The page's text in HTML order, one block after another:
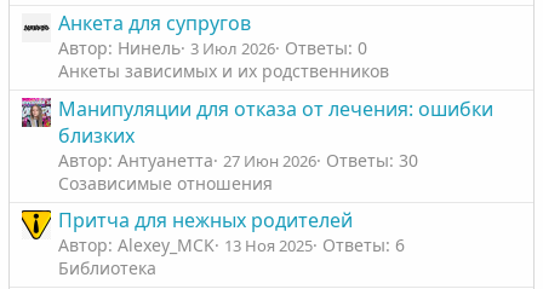
Анкета для супругов
Автор: Нинель 3 Июл 2026 Ответы: 0
Анкеты зависимых и их родственников
Манипуляции для отказа от лечения: ошибки
близких
Автор: Антуанетта 27 Июн 2026 Ответы: 30
Созависимые отношения
Притча для нежных родителей
Автор: Alexey_MCK 13 Ноя 2025 Ответы: 6
Библиотека